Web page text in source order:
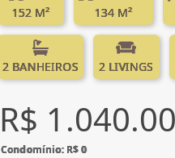
152 M² 134 M²
2 BANHEIROS 2 LIVINGS
R$
Condomínio: R$ 0